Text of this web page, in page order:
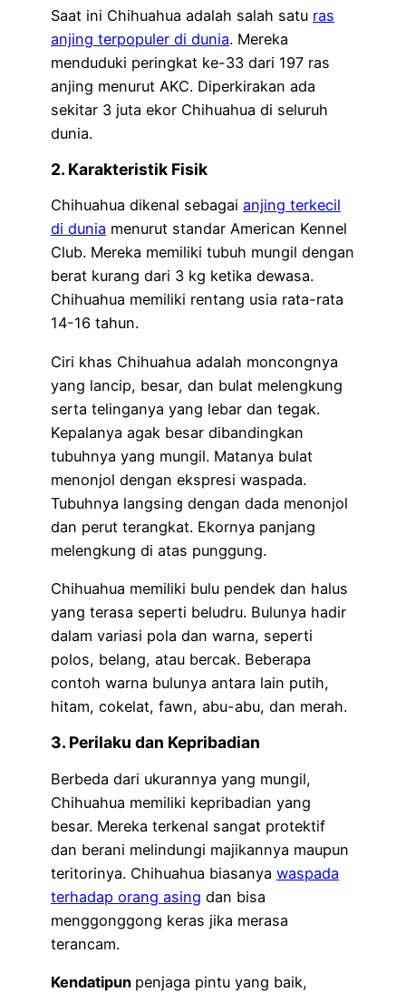
Saat ini Chihuahua adalah salah satu ras
anjing terpopuler di dunia. Mereka
menduduki peringkat ke-33 dari 197 ras
anjing menurut AKC. Diperkirakan ada
sekitar 3 juta ekor Chihuahua di seluruh
dunia.
2. Karakteristik Fisik
Chihuahua dikenal sebagai anjing terkecil
di dunia menurut standar American Kennel
Club. Mereka memiliki tubuh mungil dengan
berat kurang dari 3 kg ketika dewasa.
Chihuahua memiliki rentang usia rata-rata
14-16 tahun.
Ciri khas Chihuahua adalah moncongnya
yang lancip, besar, dan bulat melengkung
serta telinganya yang lebar dan tegak.
Kepalanya agak besar dibandingkan
tubuhnya yang mungil. Matanya bulat
menonjol dengan ekspresi waspada.
Tubuhnya langsing dengan dada menonjol
dan perut terangkat. Ekornya panjang
melengkung di atas punggung.
Chihuahua memiliki bulu pendek dan halus
yang terasa seperti beludru. Bulunya hadir
dalam variasi pola dan warna, seperti
polos, belang, atau bercak. Beberapa
contoh warna bulunya antara lain putih,
hitam, cokelat, fawn, abu-abu, dan merah.
3. Perilaku dan Kepribadian
Berbeda dari ukurannya yang mungil,
Chihuahua memiliki kepribadian yang
besar. Mereka terkenal sangat protektif
dan berani melindungi majikannya maupun
teritorinya. Chihuahua biasanya waspada
terhadap orang asing dan bisa
menggonggong keras jika merasa
terancam.
Kendatipun penjaga pintu yang baik,